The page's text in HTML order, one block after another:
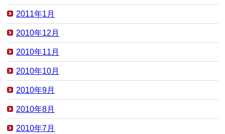
2011年1月
2010年12月
2010年11月
2010年10月
2010年9月
2010年8月
2010年7月